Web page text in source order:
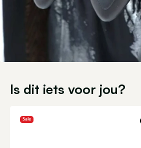
Is dit iets voor jou?
Sale